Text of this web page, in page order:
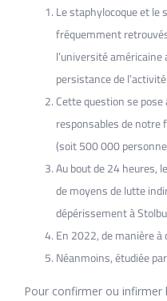
Le staphylocoque et
fréquemment
l’université
persistance de
Cette question se
responsables de notre
(soit 500 000
Au bout de 24 heures,
de moyens de lutte
dépérissement à
En 2022, de manière
Néanmoins, étudiée
Pour confirmer ou infirmer